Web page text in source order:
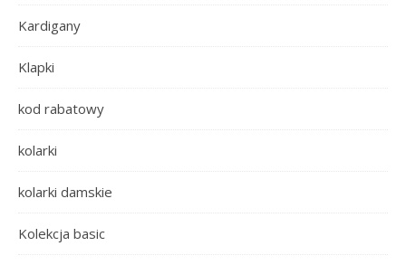
Kardigany
Klapki
kod rabatowy
kolarki
kolarki damskie
Kolekcja basic